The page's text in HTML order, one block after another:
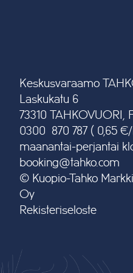
Keskusvaraamo
Laskukatu 6
73310 TAHKOVUORI,
0300 870 787 ( 0,65
maanantai-perjantai
booking@tahko.com
© Kuopio-Tahko
Oy
Rekisteriseloste